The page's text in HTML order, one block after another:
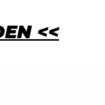
<<